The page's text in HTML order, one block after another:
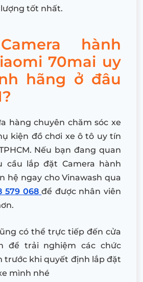
tốt nhất.
hành
70mai uy
hãng ở đâu
hàng chuyên chăm sóc xe
kiện đồ chơi xe ô tô uy tín
Nếu bạn đang quan
cầu lắp đặt Camera hành
hệ ngay cho Vinawash qua
579 068để được nhân viên
có thể trực tiếp đến cửa
để trải nghiệm các chức
trước khi quyết định lắp đặt
mình nhé